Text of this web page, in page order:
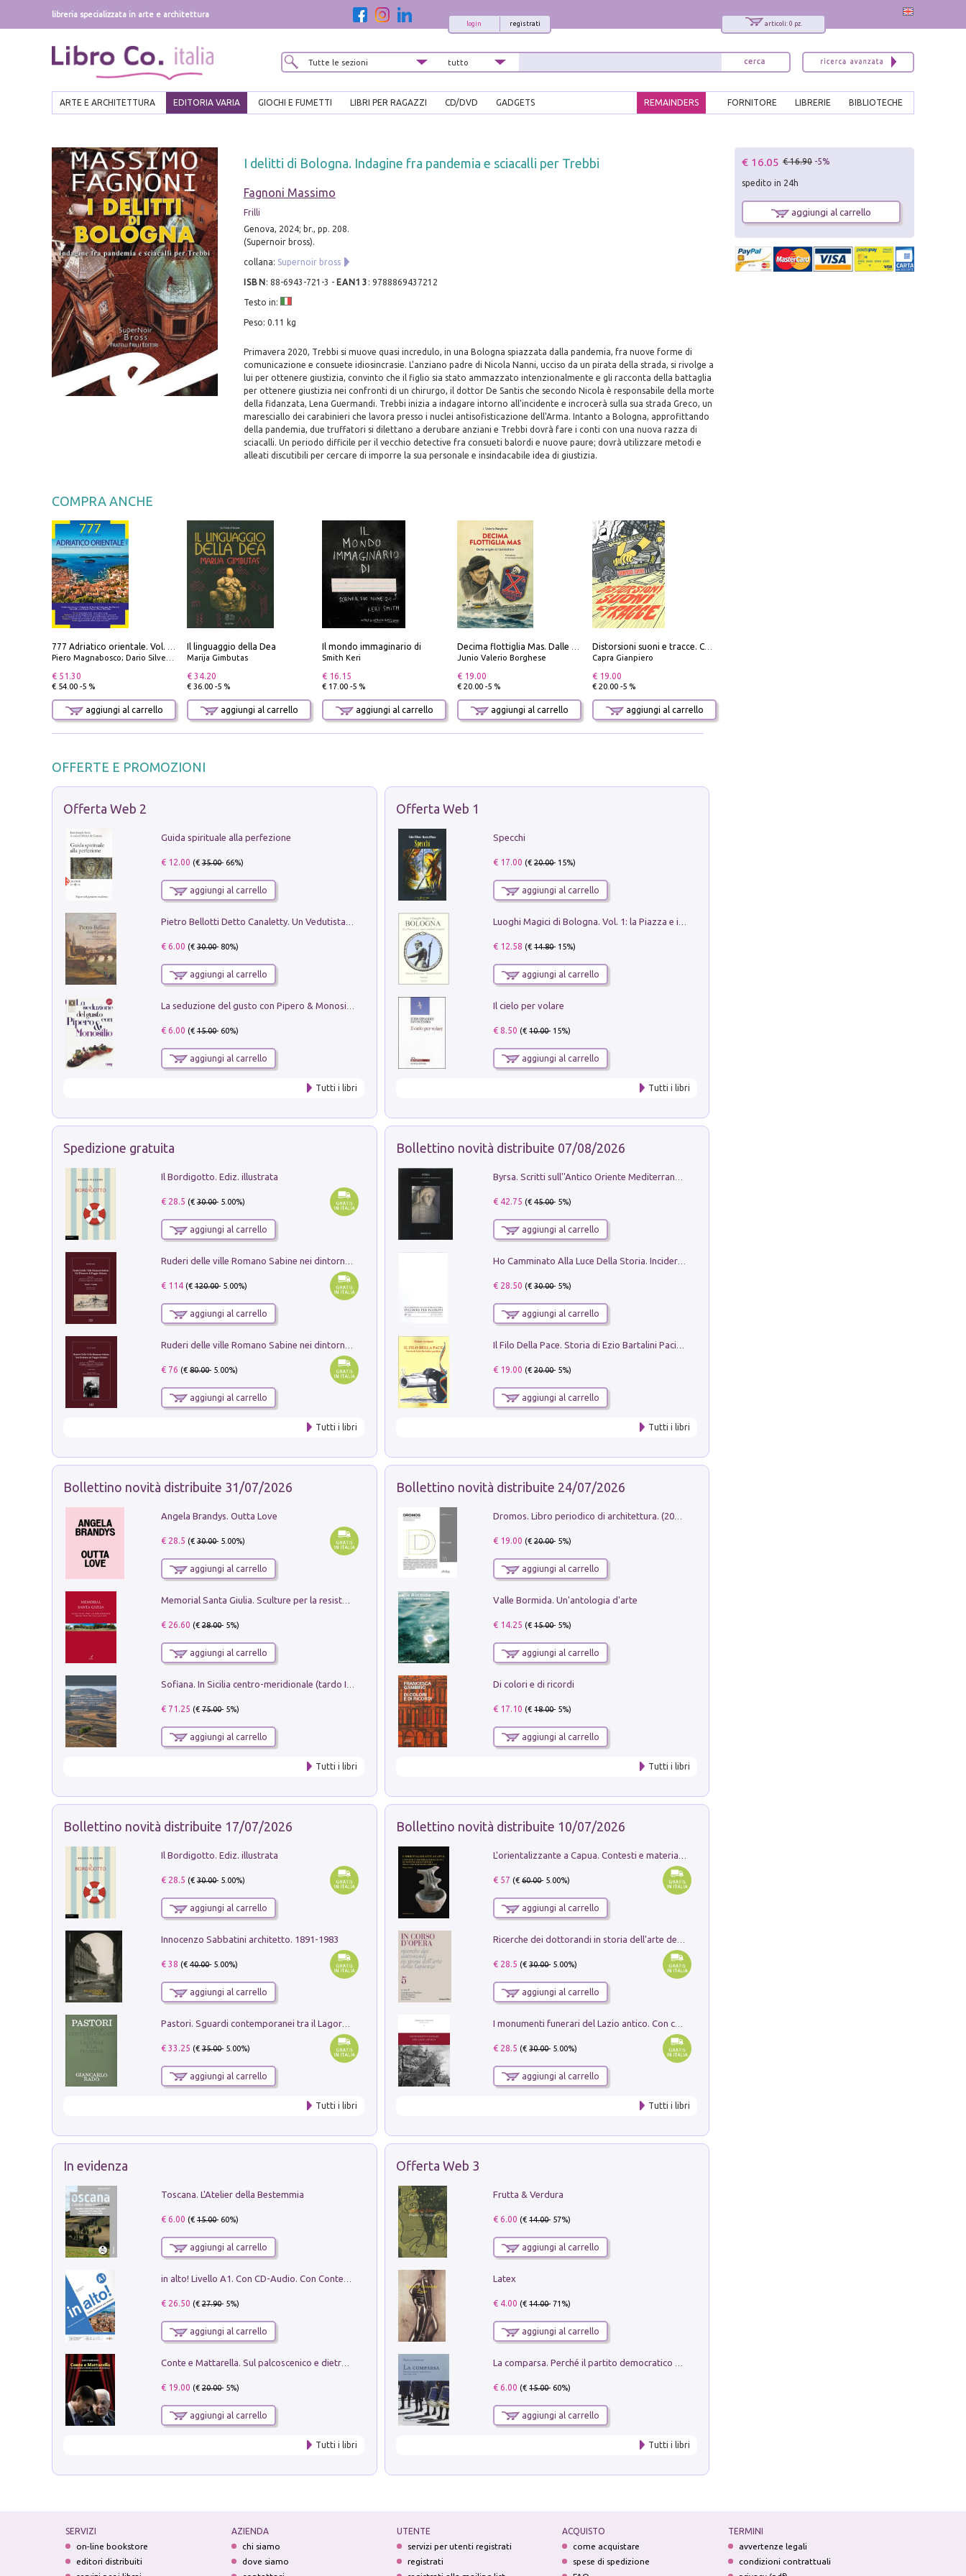
libreria specializzata in arte e architettura
articoli: 0 pz.
registrati
login
ARTE E ARCHITETTURA EDITORIA VARIA GIOCHI E FUMETTI LIBRI PER RAGAZZI CD/DVD GADGETS BIBLIOTECHE
LIBRERIE
FORNITORE
REMAINDERS
I delitti di Bologna. Indagine fra pandemia e sciacalli per Trebbi
Fagnoni Massimo
Frilli
Genova, 2024; br., pp. 208.
(Supernoir bross).
collana: Supernoir bross
ISBN : 88-6943-721-3 - EAN13 : 9788869437212
Testo in:
Peso: 0.11 kg
Primavera 2020, Trebbi si muove quasi incredulo, in una Bologna spiazzata dalla pandemia, fra nuove forme di
comunicazione e consuete idiosincrasie. L'anziano padre di Nicola Nanni, ucciso da un pirata della strada, si rivolge a
lui per ottenere giustizia, convinto che il figlio sia stato ammazzato intenzionalmente e gli racconta della battaglia
per ottenere giustizia nei confronti di un chirurgo, il dottor De Santis che secondo Nicola è responsabile della morte
della fidanzata, Lena Guermandi. Trebbi inizia a indagare intorno all'incidente e incrocerà sulla sua strada Greco, un
maresciallo dei carabinieri che lavora presso i nuclei antisofisticazione dell'Arma. Intanto a Bologna, approfittando
della pandemia, due truffatori si dilettano a derubare anziani e Trebbi dovrà fare i conti con una nuova razza di
sciacalli. Un periodo difficile per il vecchio detective fra consueti balordi e nuove paure; dovrà utilizzare metodi e
alleati discutibili per cercare di imporre la sua personale e insindacabile idea di giustizia.
COMPRA ANCHE
Piero Magnabosco; Dario Silvestro; Marco Sbrizzi
€ 51.30
€ 54.00 -5 %
aggiungi al carrello
Il linguaggio della Dea
Marija Gimbutas
€ 34.20
€ 36.00 -5 %
aggiungi al carrello
Il mondo immaginario di
Smith Keri
€ 16.15
€ 17.00 -5 %
aggiungi al carrello
Junio Valerio Borghese
€ 19.00
€ 20.00 -5 %
aggiungi al carrello
Capra Gianpiero
€ 19.00
€ 20.00 -5 %
aggiungi al carrello
OFFERTE E PROMOZIONI
Offerta Web 2
Guida spirituale alla perfezione
€ 12.00 (€35.00- 66%)
aggiungi al carrello
€ 6.00 (€30.00- 80%)
aggiungi al carrello
€ 6.00 (€15.00- 60%)
aggiungi al carrello
Tutti i libri
Offerta Web 1
Specchi
€ 17.00 (€20.00- 15%)
aggiungi al carrello
€ 12.58 (€14.80- 15%)
aggiungi al carrello
Il cielo per volare
€ 8.50 (€10.00- 15%)
aggiungi al carrello
Tutti i libri
Spedizione gratuita
Il Bordigotto. Ediz. illustrata
€ 28.5 (€30.00- 5.00%)
aggiungi al carrello
€ 114(€120.00- 5.00%)
aggiungi al carrello
€ 76 (€80.00- 5.00%)
aggiungi al carrello
Tutti i libri
Bollettino novità distribuite 07/08/2026
€ 42.75 (€45.00- 5%)
aggiungi al carrello
€ 28.50 (€30.00- 5%)
aggiungi al carrello
€ 19.00 (€20.00- 5%)
aggiungi al carrello
Tutti i libri
Bollettino novità distribuite 31/07/2026
Angela Brandys. Outta Love
€ 28.5 (€30.00- 5.00%)
aggiungi al carrello
Memorial Santa Giulia. Sculture per la resistenza Monchio di Palagano
€ 26.60 (€28.00- 5%)
aggiungi al carrello
€ 71.25 (€75.00- 5%)
aggiungi al carrello
Tutti i libri
Bollettino novità distribuite 24/07/2026
€ 19.00 (€20.00- 5%)
aggiungi al carrello
Valle Bormida. Un'antologia d'arte
€ 14.25 (€15.00- 5%)
aggiungi al carrello
Di colori e di ricordi
€ 17.10 (€18.00- 5%)
aggiungi al carrello
Tutti i libri
Bollettino novità distribuite 17/07/2026
Il Bordigotto. Ediz. illustrata
€ 28.5 (€30.00- 5.00%)
aggiungi al carrello
Innocenzo Sabbatini architetto. 1891-1983
€ 38 (€40.00- 5.00%)
aggiungi al carrello
Pastori. Sguardi contemporanei tra il Lagorai e la pianura. Ediz. illustrata
€ 33.25 (€35.00- 5.00%)
aggiungi al carrello
Tutti i libri
Bollettino novità distribuite 10/07/2026
€ 57 (€60.00- 5.00%)
aggiungi al carrello
€ 28.5 (€30.00- 5.00%)
aggiungi al carrello
€ 28.5 (€30.00- 5.00%)
aggiungi al carrello
Tutti i libri
In evidenza
Toscana. L'Atelier della Bestemmia
€ 6.00 (€15.00- 60%)
aggiungi al carrello
€ 26.50 (€27.90- 5%)
aggiungi al carrello
Conte e Mattarella. Sul palcoscenico e dietro le quinte del Quirinale. Un racconto sulle istituzioni
€ 19.00 (€20.00- 5%)
aggiungi al carrello
Tutti i libri
Offerta Web 3
Frutta & Verdura
€ 6.00 (€14.00- 57%)
aggiungi al carrello
Latex
€ 4.00 (€14.00- 71%)
aggiungi al carrello
€ 6.00 (€15.00- 60%)
aggiungi al carrello
Tutti i libri
€ 16.05 € 16.90 -5%
spedito in 24h
aggiungi al carrello
SERVIZI
on-line bookstore
editori distribuiti
AZIENDA
chi siamo
dove siamo
UTENTE
servizi per utenti registrati
registrati
ACQUISTO
come acquistare
spese di spedizione
TERMINI
avvertenze legali
condizioni contrattuali
x
Interessato ai nostri libri?
Sarai informato delle nostre novità, potrai
comunque cancellarti quando desideri.
modulo di iscrizione